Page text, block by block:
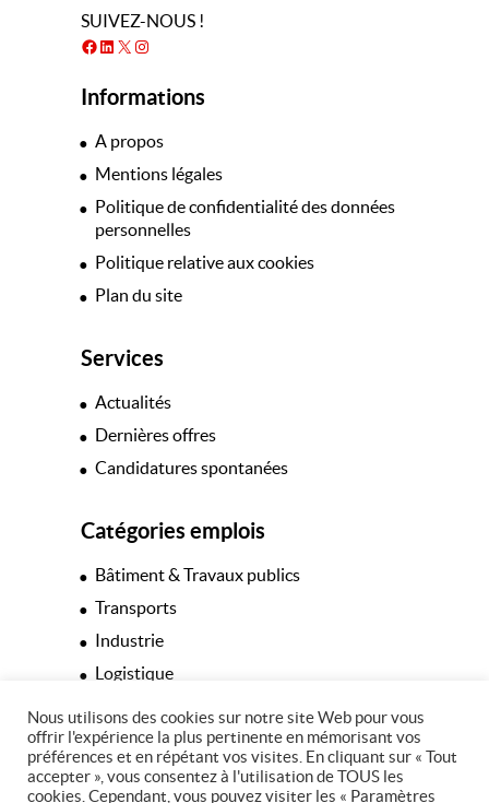
Nous utilisons des cookies sur notre site Web pour vous
offrir l'expérience la plus pertinente en mémorisant vos
préférences et en répétant vos visites. En cliquant sur « Tout
accepter », vous consentez à l'utilisation de TOUS les
cookies. Cependant, vous pouvez visiter les « Paramètres
SUIVEZ-NOUS !
Facebook
LinkedIn
X Instagram
Informations
A propos
Mentions légales
Politique de confidentialité des données
personnelles
Politique relative aux cookies
Plan du site
Services
Actualités
Dernières offres
Candidatures spontanées
Catégories emplois
Bâtiment & Travaux publics
Transports
Industrie
Logistique
Espaces verts
Tertiaire